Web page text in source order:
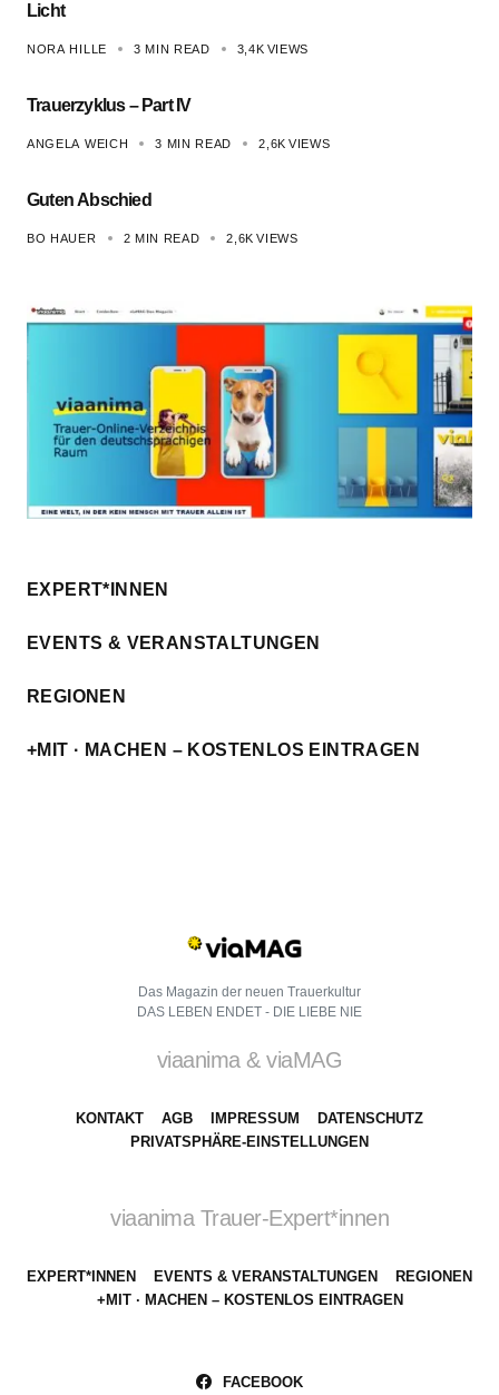
Licht
NORA HILLE 3 MIN READ 3,4K VIEWS
Trauerzyklus – Part IV
ANGELA WEICH 3 MIN READ 2,6K VIEWS
Guten Abschied
BO HAUER 2 MIN READ 2,6K VIEWS
EXPERT*INNEN
EVENTS & VERANSTALTUNGEN
REGIONEN
+MIT · MACHEN – KOSTENLOS EINTRAGEN
Das Magazin der neuen Trauerkultur
DAS LEBEN ENDET - DIE LIEBE NIE
viaanima & viaMAG
KONTAKT AGB IMPRESSUM
DATENSCHUTZ
PRIVATSPHÄRE-EINSTELLUNGEN
viaanima Trauer-Expert*innen
EXPERT*INNEN EVENTS & VERANSTALTUNGEN
REGIONEN
+MIT · MACHEN – KOSTENLOS EINTRAGEN
FACEBOOK